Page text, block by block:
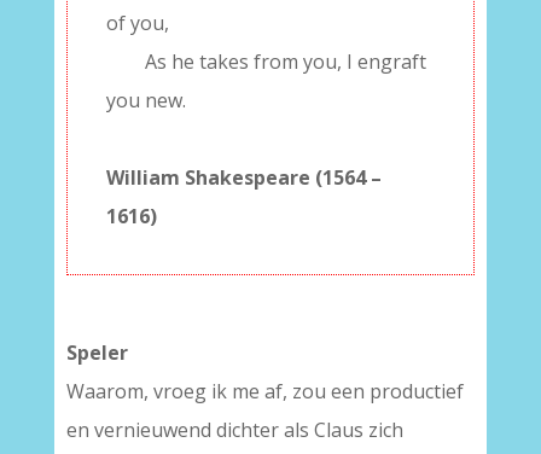
of you,
As he takes from you, I engraft
you new.
William Shakespeare (1564 –
1616)–
Speler
Waarom, vroeg ik me af, zou een productief
en vernieuwend dichter als Claus zich